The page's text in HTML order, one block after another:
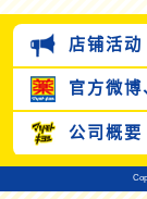
店铺活动
官方微博
公司概要